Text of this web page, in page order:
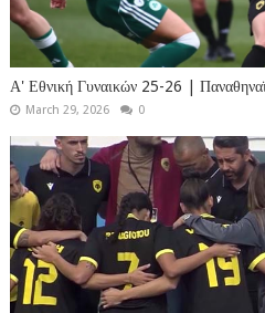
Α' Εθνική Γυναικών 25-26 |
March 29, 2026 0